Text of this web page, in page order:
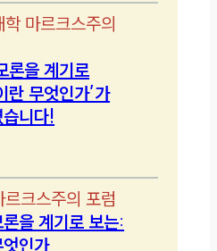
학 마르크스주의
론을 계기로
란 무엇인가’가
니다!
르크스주의 포럼
을 계기로 보는:
인가